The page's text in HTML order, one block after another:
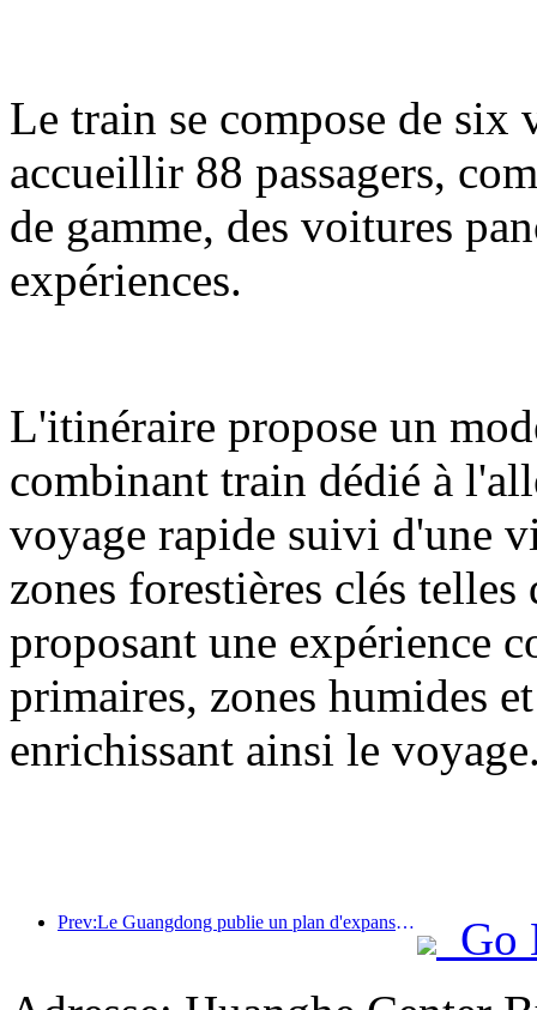
Le train se compose de six
accueillir 88 passagers,
de gamme, des voitures
expériences.
L'itinéraire propose un
combinant train dédié à
voyage rapide suivi d'une
zones forestières clés
proposant une expérience
primaires, zones humides
enrichissant ainsi le
Prev:Le Guangdong publie un plan d'expansion des capacités du secteur des services pour faire de la région de la Grande Baie une destination touristique de classe mondiale.
Go